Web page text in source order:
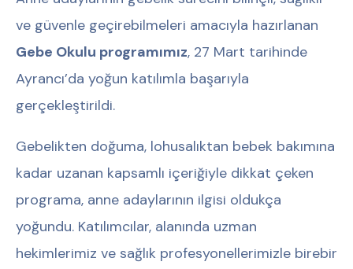
ve güvenle geçirebilmeleri amacıyla hazırlanan
Gebe Okulu programımız, 27 Mart tarihinde
Ayrancı’da yoğun katılımla başarıyla
gerçekleştirildi.
Gebelikten doğuma, lohusalıktan bebek bakımına
kadar uzanan kapsamlı içeriğiyle dikkat çeken
programa, anne adaylarının ilgisi oldukça
yoğundu. Katılımcılar, alanında uzman
hekimlerimiz ve sağlık profesyonellerimizle birebir